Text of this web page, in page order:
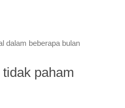
dalam beberapa bulan
paham